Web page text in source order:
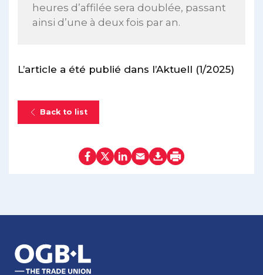
heures d’affilée sera doublée, passant
ainsi d’une à deux fois par an.
L’article a été publié dans l’Aktuell (1/2025)
Back to list